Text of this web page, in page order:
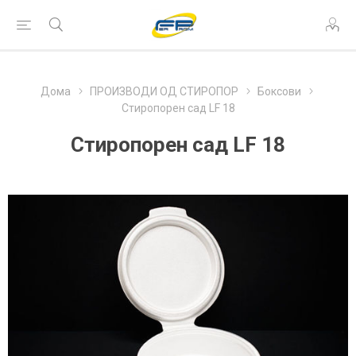
Дома ПРОИЗВОДИ ОД СТИРОПОР
Боксови
Стиропорен сад LF 18
Стиропорен сад LF 18